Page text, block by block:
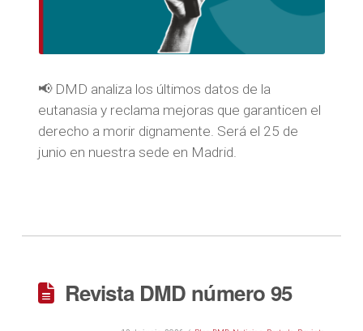
📢 DMD analiza los últimos datos de la
eutanasia y reclama mejoras que garanticen el
derecho a morir dignamente. Será el 25 de
junio en nuestra sede en Madrid.
Revista DMD número 95